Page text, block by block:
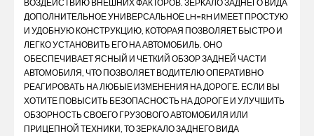
ВОЗДЕЙСТВИЮ ВНЕШНИХ ФАКТОРОВ. ЗЕРКАЛО ЗАДНЕГО ВИДА
ДОПОЛНИТЕЛЬНОЕ УНИВЕРСАЛЬНОЕ LH=RH ИМЕЕТ ПРОСТУЮ
И УДОБНУЮ КОНСТРУКЦИЮ, КОТОРАЯ ПОЗВОЛЯЕТ БЫСТРО И
ЛЕГКО УСТАНОВИТЬ ЕГО НА АВТОМОБИЛЬ. ОНО
ОБЕСПЕЧИВАЕТ ЯСНЫЙ И ЧЕТКИЙ ОБЗОР ЗАДНЕЙ ЧАСТИ
АВТОМОБИЛЯ, ЧТО ПОЗВОЛЯЕТ ВОДИТЕЛЮ ОПЕРАТИВНО
РЕАГИРОВАТЬ НА ЛЮБЫЕ ИЗМЕНЕНИЯ НА ДОРОГЕ. ЕСЛИ ВЫ
ХОТИТЕ ПОВЫСИТЬ БЕЗОПАСНОСТЬ НА ДОРОГЕ И УЛУЧШИТЬ
ОБЗОРНОСТЬ СВОЕГО ГРУЗОВОГО АВТОМОБИЛЯ ИЛИ
ПРИЦЕПНОЙ ТЕХНИКИ, ТО ЗЕРКАЛО ЗАДНЕГО ВИДА